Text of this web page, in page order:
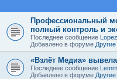
Профессиональный
полный контроль и
Последнее сообщение
Добавлено в форуме
«Взлёт Медиа»
Последнее сообщение
Добавлено в форуме